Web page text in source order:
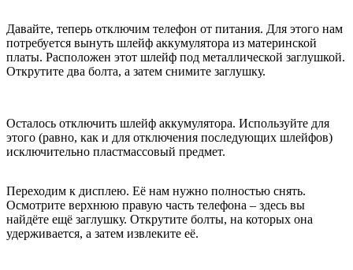
Давайте, теперь отключим телефон от питания. Для этого нам
потребуется вынуть шлейф аккумулятора из материнской
платы. Расположен этот шлейф под металлической заглушкой.
Открутите два болта, а затем снимите заглушку.
Осталось отключить шлейф аккумулятора. Используйте для
этого (равно, как и для отключения последующих шлейфов)
исключительно пластмассовый предмет.
Переходим к дисплею. Её нам нужно полностью снять.
Осмотрите верхнюю правую часть телефона – здесь вы
найдёте ещё заглушку. Открутите болты, на которых она
удерживается, а затем извлеките её.